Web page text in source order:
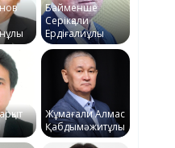
Байменше
Серікқали
Ердіғалиұлы
Жұмағали Алмас
Қабдымәжитұлы